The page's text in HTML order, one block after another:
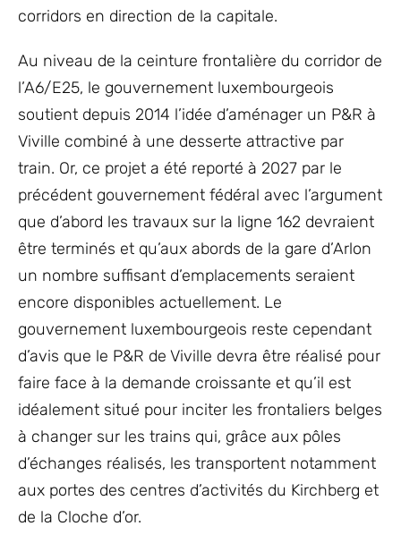
corridors en direction de la capitale.
Au niveau de la ceinture frontalière du corridor de
l’A6/E25, le gouvernement luxembourgeois
soutient depuis 2014 l’idée d’aménager un P&R à
Viville combiné à une desserte attractive par
train. Or, ce projet a été reporté à 2027 par le
précédent gouvernement fédéral avec l’argument
que d’abord les travaux sur la ligne 162 devraient
être terminés et qu’aux abords de la gare d’Arlon
un nombre suffisant d’emplacements seraient
encore disponibles actuellement. Le
gouvernement luxembourgeois reste cependant
d’avis que le P&R de Viville devra être réalisé pour
faire face à la demande croissante et qu’il est
idéalement situé pour inciter les frontaliers belges
à changer sur les trains qui, grâce aux pôles
d’échanges réalisés, les transportent notamment
aux portes des centres d’activités du Kirchberg et
de la Cloche d’or.